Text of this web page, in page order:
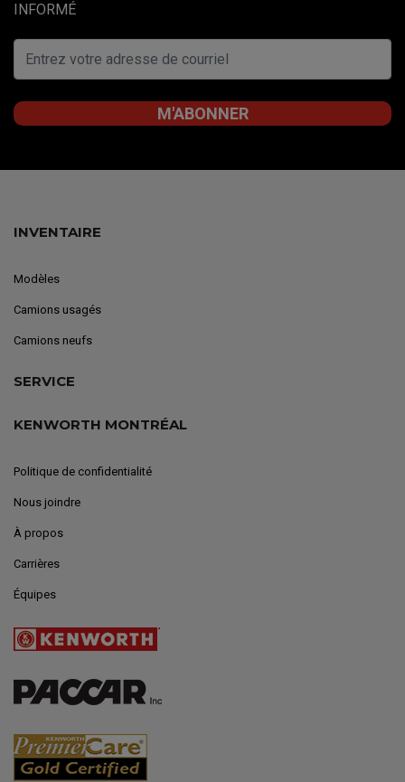
INFORMÉ
INVENTAIRE
Modèles
Camions usagés
Camions neufs
SERVICE
KENWORTH MONTRÉAL
Politique de confidentialité
Nous joindre
À propos
Carrières
Équipes